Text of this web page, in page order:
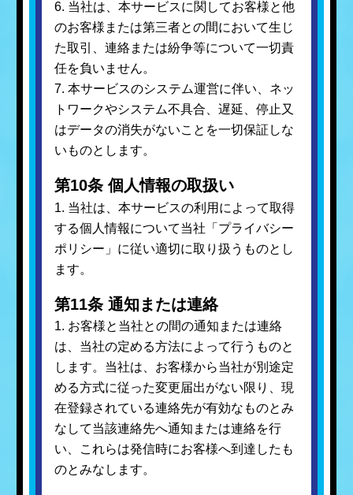
6. 当社は、本サービスに関してお客様と他
のお客様または第三者との間において生じ
た取引、連絡または紛争等について一切責
任を負いません。
7. 本サービスのシステム運営に伴い、ネッ
トワークやシステム不具合、遅延、停止又
はデータの消失がないことを一切保証しな
いものとします。
第10条 個人情報の取扱い
1. 当社は、本サービスの利用によって取得
する個人情報について当社「プライバシー
ポリシー」に従い適切に取り扱うものとし
ます。
第11条 通知または連絡
1. お客様と当社との間の通知または連絡
は、当社の定める方法によって行うものと
します。当社は、お客様から当社が別途定
める方式に従った変更届出がない限り、現
在登録されている連絡先が有効なものとみ
なして当該連絡先へ通知または連絡を行
い、これらは発信時にお客様へ到達したも
のとみなします。